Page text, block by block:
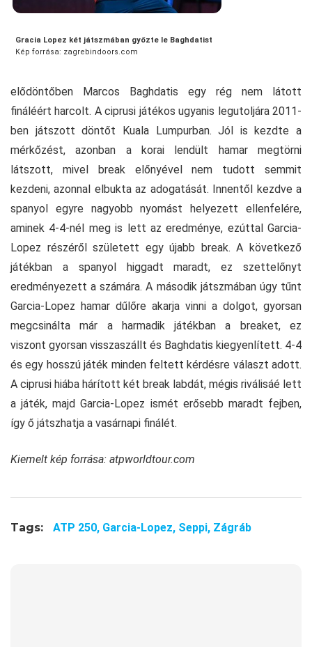
Gracia Lopez két játszmában győzte le Baghdatist
Kép forrása: zagrebindoors.com
elődöntőben Marcos Baghdatis egy rég nem látott
fináléért harcolt. A ciprusi játékos ugyanis legutoljára 2011-
ben játszott döntőt Kuala Lumpurban. Jól is kezdte a
mérkőzést, azonban a korai lendült hamar megtörni
látszott, mivel break előnyével nem tudott semmit
kezdeni, azonnal elbukta az adogatását. Innentől kezdve a
spanyol egyre nagyobb nyomást helyezett ellenfelére,
aminek 4-4-nél meg is lett az eredménye, ezúttal Garcia-
Lopez részéről született egy újabb break. A következő
játékban a spanyol higgadt maradt, ez szettelőnyt
eredményezett a számára. A második játszmában úgy tűnt
Garcia-Lopez hamar dűlőre akarja vinni a dolgot, gyorsan
megcsinálta már a harmadik játékban a breaket, ez
viszont gyorsan visszaszállt és Baghdatis kiegyenlített. 4-4
és egy hosszú játék minden feltett kérdésre választ adott.
A ciprusi hiába hárított két break labdát, mégis riválisáé lett
a játék, majd Garcia-Lopez ismét erősebb maradt fejben,
így ő játszhatja a vasárnapi finálét.
Kiemelt kép forrása: atpworldtour.com
Tags: ATP 250, Garcia-Lopez, Seppi, Zágráb